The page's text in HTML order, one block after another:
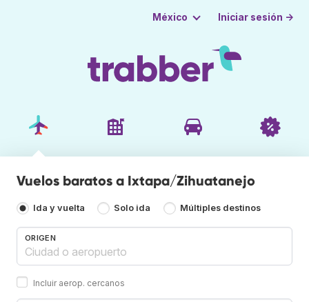
México Iniciar sesión →
Vuelos baratos a Ixtapa/Zihuatanejo
Ida y vuelta Solo ida Múltiples destinos
ORIGEN
Incluir aerop. cercanos